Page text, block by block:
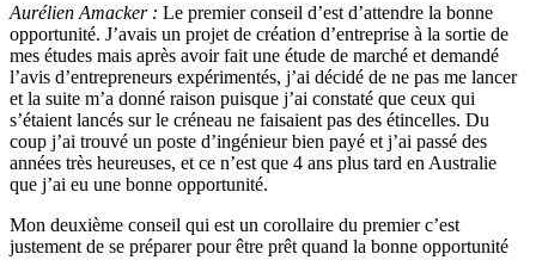
Aurélien Amacker : Le premier conseil d’est d’attendre la bonne
opportunité. J’avais un projet de création d’entreprise à la sortie de
mes études mais après avoir fait une étude de marché et demandé
l’avis d’entrepreneurs expérimentés, j’ai décidé de ne pas me lancer
et la suite m’a donné raison puisque j’ai constaté que ceux qui
s’étaient lancés sur le créneau ne faisaient pas des étincelles. Du
coup j’ai trouvé un poste d’ingénieur bien payé et j’ai passé des
années très heureuses, et ce n’est que 4 ans plus tard en Australie
que j’ai eu une bonne opportunité.
Mon deuxième conseil qui est un corollaire du premier c’est
justement de se préparer pour être prêt quand la bonne opportunité